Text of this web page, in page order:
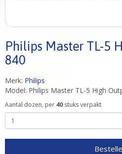
Philips Master TL-5
840
Merk: Philips
Model: Philips Master TL-5 High
Aantal dozen, per 40 stuks verpakt